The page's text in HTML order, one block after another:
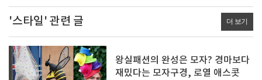
'스타일' 관련 글 더 보기
왕실패션의 완성은 모자? 경마보다
재밌다는 모자구경, 로열 애스콧